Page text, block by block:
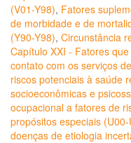
(V01-Y98), Fatores
de morbidade e de
(Y90-Y98), Circunstância
Capítulo XXI - Fatores
contato com os serviços
riscos potenciais à saúde
socioeconômicas e
ocupacional a fatores de
propósitos especiais (U00-
doenças de etiologia